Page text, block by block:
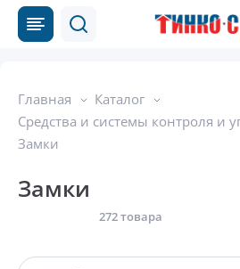
Главная
Каталог
Средства и системы контроля и
Замки
Замки
272 товара